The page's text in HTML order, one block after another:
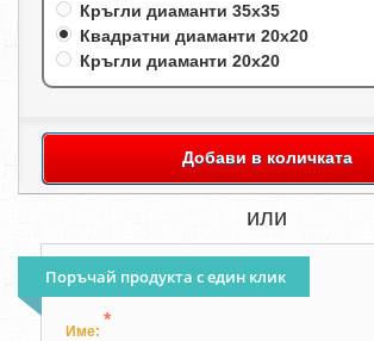
Кръгли диаманти 35х35
Квадратни диаманти 20х20
Кръгли диаманти 20х20
Добави в количката
или
Поръчай продукта с един клик
Име:
*